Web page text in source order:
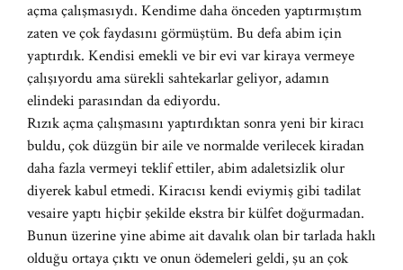
açma çalışmasıydı. Kendime daha önceden yaptırmıştım
zaten ve çok faydasını görmüştüm. Bu defa abim için
yaptırdık. Kendisi emekli ve bir evi var kiraya vermeye
çalışıyordu ama sürekli sahtekarlar geliyor, adamın
elindeki parasından da ediyordu.
Rızık açma çalışmasını yaptırdıktan sonra yeni bir kiracı
buldu, çok düzgün bir aile ve normalde verilecek kiradan
daha fazla vermeyi teklif ettiler, abim adaletsizlik olur
diyerek kabul etmedi. Kiracısı kendi eviymiş gibi tadilat
vesaire yaptı hiçbir şekilde ekstra bir külfet doğurmadan.
Bunun üzerine yine abime ait davalık olan bir tarlada haklı
olduğu ortaya çıktı ve onun ödemeleri geldi, şu an çok